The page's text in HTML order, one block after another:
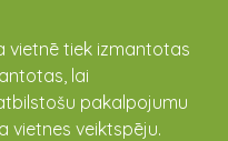
vietnē tiek izmantotas
lai
pakalpojumu
vietnes veiktspēju.